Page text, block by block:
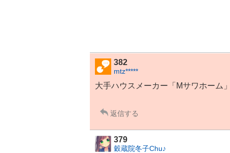
382
mtz*****
大手ハウスメーカー「Mサワホーム
返信する
379
穀蔵院冬子Chu♪